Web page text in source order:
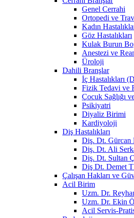
Genel Cerrahi
Ortopedi ve
Kadın
Göz Hastalıkları
Kulak Burun
Anestezi ve
Üroloji
Dahili Branşlar
İç Hastalıkları
Fizik Tedavi ve
Çocuk Sağlığı
Psikiyatri
Diyaliz Birimi
Kardiyoloji
Diş Hastalıkları
Diş. Dt.
Diş. Dt. Ali
Diş. Dt. Sultan
Diş Dt. Demet
Çalışan Hakları ve
Acil Birim
Uzm. Dr.
Uzm. Dr. Ekin
Acil Servis-